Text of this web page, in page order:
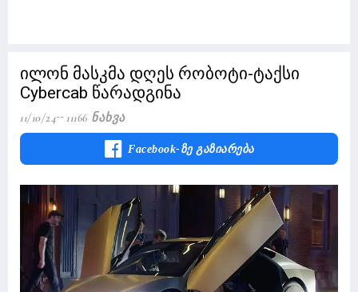
ილონ მასკმა დღეს რობოტი-ტაქსი
Cybercab წარადგინა
11/10/24 11166 Ნახვა
Facebook-Ზე Გაზიარება